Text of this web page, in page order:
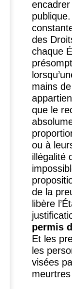
encadrer
des
chaque
mains
que le
ou à
illégalité
de la
libère
permis
Et les
les
visées